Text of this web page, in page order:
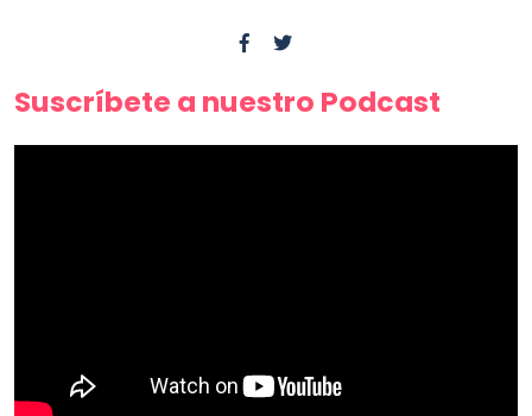
Suscríbete a nuestro Podcast